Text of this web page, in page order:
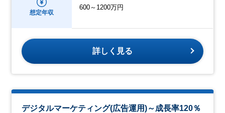
想定年収
600～1200万円
詳しく見る
デジタルマーケティング(広告運用)～成長率120％